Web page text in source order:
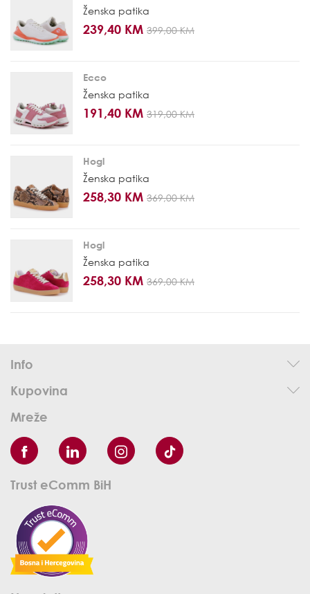
Ženska patika
239,40 KM 399,00 KM
Ecco
Ženska patika
191,40 KM 319,00 KM
Hogl
Ženska patika
258,30 KM 369,00 KM
Hogl
Ženska patika
258,30 KM 369,00 KM
Info
Kupovina
Mreže
Trust eComm BiH